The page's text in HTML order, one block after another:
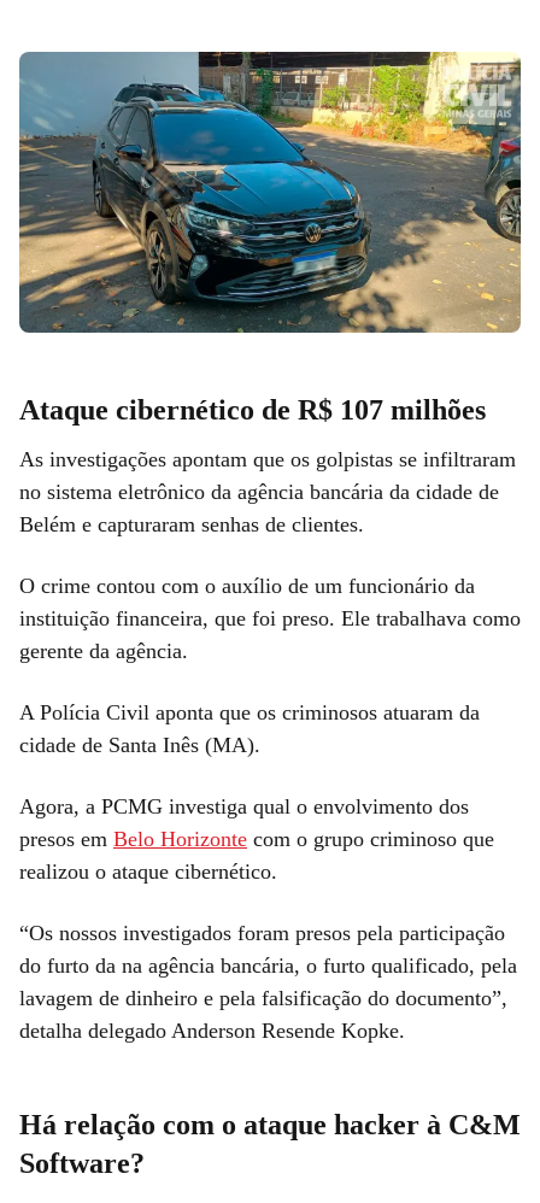
Ataque cibernético de R$ 107 milhões
As investigações apontam que os golpistas se infiltraram
no sistema eletrônico da agência bancária da cidade de
Belém e capturaram senhas de clientes.
O crime contou com o auxílio de um funcionário da
instituição financeira, que foi preso. Ele trabalhava como
gerente da agência.
A Polícia Civil aponta que os criminosos atuaram da
cidade de Santa Inês (MA).
Agora, a PCMG investiga qual o envolvimento dos
presos em Belo Horizonte com o grupo criminoso que
realizou o ataque cibernético.
“Os nossos investigados foram presos pela participação
do furto da na agência bancária, o furto qualificado, pela
lavagem de dinheiro e pela falsificação do documento”,
detalha delegado Anderson Resende Kopke.
Há relação com o ataque hacker à C&M
Software?